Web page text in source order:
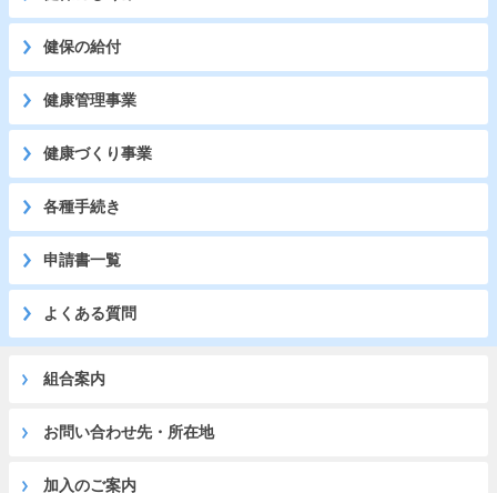
健保の給付
健康管理事業
健康づくり事業
各種手続き
申請書一覧
よくある質問
組合案内
お問い合わせ先・所在地
加入のご案内